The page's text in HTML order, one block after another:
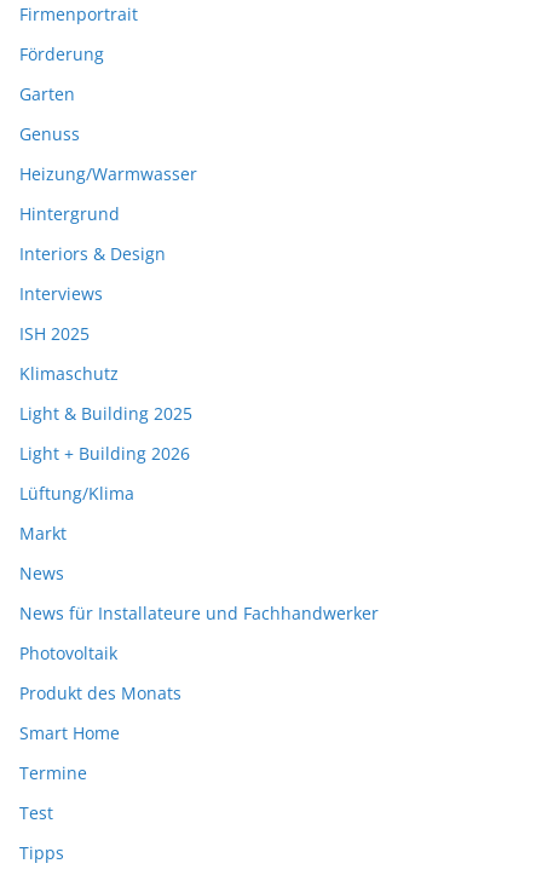
Firmenportrait
Förderung
Garten
Genuss
Heizung/Warmwasser
Hintergrund
Interiors & Design
Interviews
ISH 2025
Klimaschutz
Light & Building 2025
Light + Building 2026
Lüftung/Klima
Markt
News
News für Installateure und Fachhandwerker
Photovoltaik
Produkt des Monats
Smart Home
Termine
Test
Tipps